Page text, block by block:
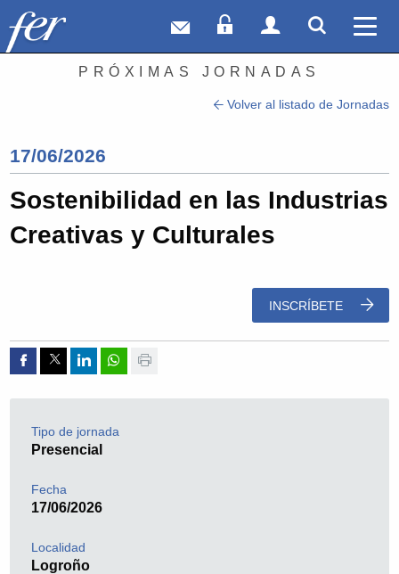
Correo webAcceso Socios
Acceso
PRÓXIMAS JORNADAS
Volver al listado de Jornadas
17/06/2026
Sostenibilidad en las Industrias
Creativas y Culturales
INSCRÍBETE
Compartir por Facebook
Compartir por Twitter
Compartir por Linkedin
Compartir por whatsapp
Imprimir
Tipo de jornada
Presencial
Fecha
17/06/2026
Localidad
Logroño